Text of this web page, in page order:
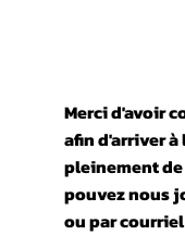
Merci d'avoir
afin d'arriver
pleinement
pouvez nous
ou par